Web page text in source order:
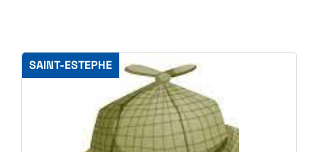
SAINT-ESTEPHE